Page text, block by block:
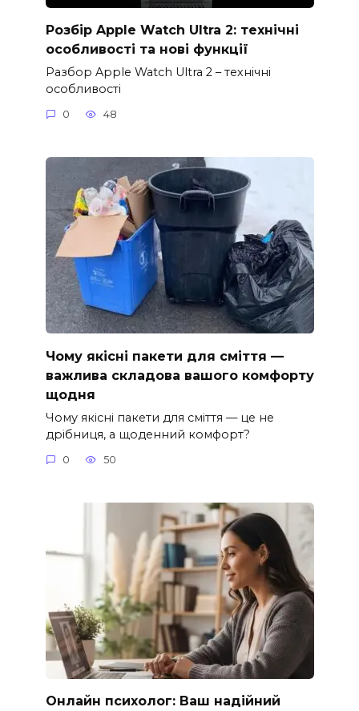
Розбір Apple Watch Ultra 2: технічні
особливості та нові функції
Разбор Apple Watch Ultra 2 – технічні
особливості
0 48
Чому якісні пакети для сміття —
важлива складова вашого комфорту
щодня
Чому якісні пакети для сміття — це не
дрібниця, а щоденний комфорт?
0 50
Онлайн психолог: Ваш надійний